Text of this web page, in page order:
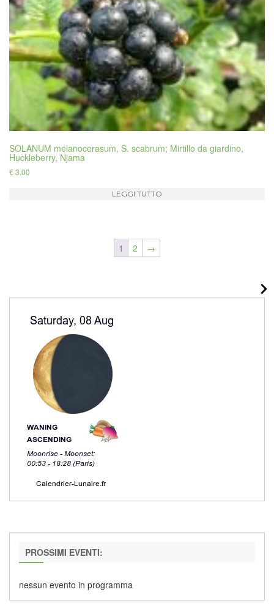
SOLANUM melanocerasum, S. scabrum; Mirtillo da giardino,
Huckleberry, Njama
€3,00
LEGGI TUTTO
1 2 →
PROSSIMI EVENTI:
nessun evento in programma